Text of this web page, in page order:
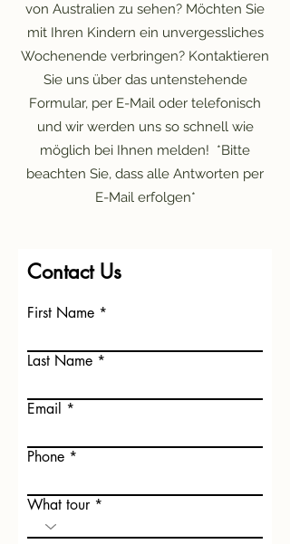
von Australien zu sehen? Möchten Sie
mit Ihren Kindern ein unvergessliches
Wochenende verbringen? Kontaktieren
Sie uns über das untenstehende
Formular, per E-Mail oder telefonisch
und wir werden uns so schnell wie
möglich bei Ihnen melden! ​ *Bitte
beachten Sie, dass alle Antworten per
E-Mail erfolgen*
Contact Us
First Name
Last Name
Email
Phone
What tour